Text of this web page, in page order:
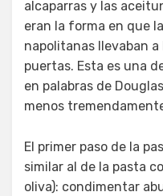
alcaparras y las
eran la forma en que
napolitanas llevaban
puertas. Esta es una
en palabras de
menos
El primer paso de la
similar al de la pasta
oliva): condimentar